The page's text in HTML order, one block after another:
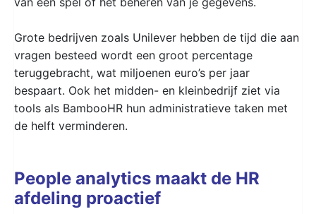
Grote bedrijven zoals Unilever hebben de tijd die aan
vragen besteed wordt een groot percentage
teruggebracht, wat miljoenen euro’s per jaar
bespaart. Ook het midden- en kleinbedrijf ziet via
tools als BambooHR hun administratieve taken met
de helft verminderen.
People analytics maakt de HR
afdeling proactief